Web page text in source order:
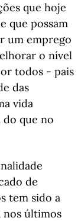
que hoje
que possam
um emprego
o nível
todos - pais
das
vida
do que no
de
tem sido a
nos últimos